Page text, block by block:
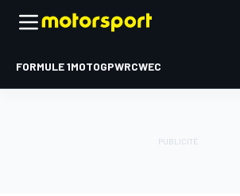
FORMULE 1MOTOGPWRCWEC